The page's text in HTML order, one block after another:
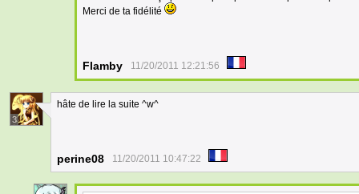
Merci de ta fidélité
Flamby 11/20/2011 12:21:56
3
hâte de lire la suite ^w^
perine08 11/20/2011 10:47:22